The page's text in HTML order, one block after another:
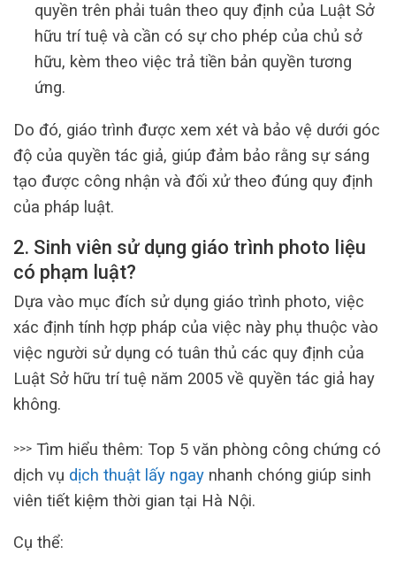
quyền trên phải tuân theo quy định của Luật Sở
hữu trí tuệ và cần có sự cho phép của chủ sở
hữu, kèm theo việc trả tiền bản quyền tương
ứng.
Do đó, giáo trình được xem xét và bảo vệ dưới góc
độ của quyền tác giả, giúp đảm bảo rằng sự sáng
tạo được công nhận và đối xử theo đúng quy định
của pháp luật.
2. Sinh viên sử dụng giáo trình photo liệu
có phạm luật?
Dựa vào mục đích sử dụng giáo trình photo, việc
xác định tính hợp pháp của việc này phụ thuộc vào
việc người sử dụng có tuân thủ các quy định của
Luật Sở hữu trí tuệ năm 2005 về quyền tác giả hay
không.
>>> Tìm hiểu thêm: Top 5 văn phòng công chứng có
dịch vụ dịch thuật lấy ngay nhanh chóng giúp sinh
viên tiết kiệm thời gian tại Hà Nội.
Cụ thể: